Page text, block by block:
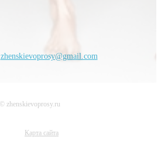
zhenskievoprosy@gmail.com
© zhenskievoprosy.ru
Карта сайта